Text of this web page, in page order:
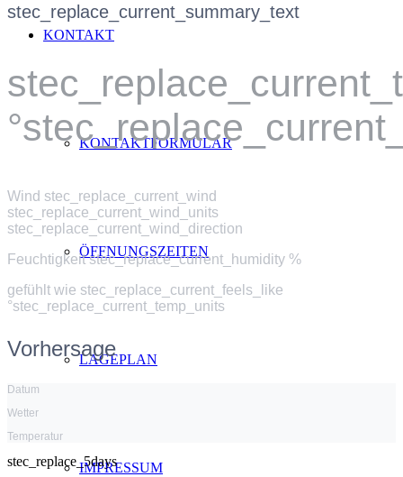
KONTAKT
KONTAKTFORMULAR
ÖFFNUNGSZEITEN
LAGEPLAN
IMPRESSUM
stec_replace_current_summary_text
Wind stec_replace_current_wind
stec_replace_current_wind_units
stec_replace_current_wind_direction
Feuchtigkeitstec_replace_current_humidity %
gefühlt wie stec_replace_current_feels_like
°stec_replace_current_temp_units
Vorhersage
Datum
Wetter
Temperatur
stec_replace_5days